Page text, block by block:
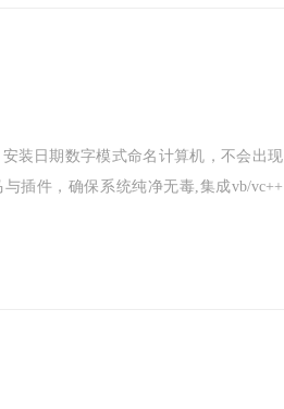
装日期数字模式命名计算机，不会出现
插件，确保系统纯净无毒,集成vb/vc++